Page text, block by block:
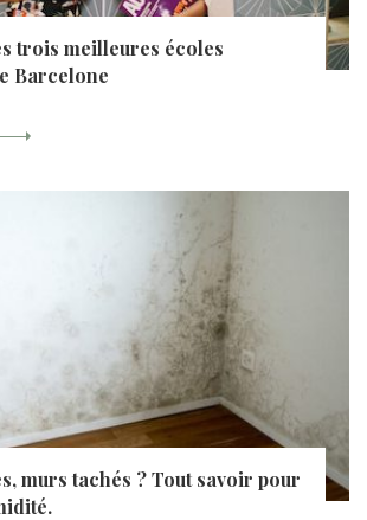
trois meilleures écoles
Barcelone
murs tachés ? Tout savoir pour